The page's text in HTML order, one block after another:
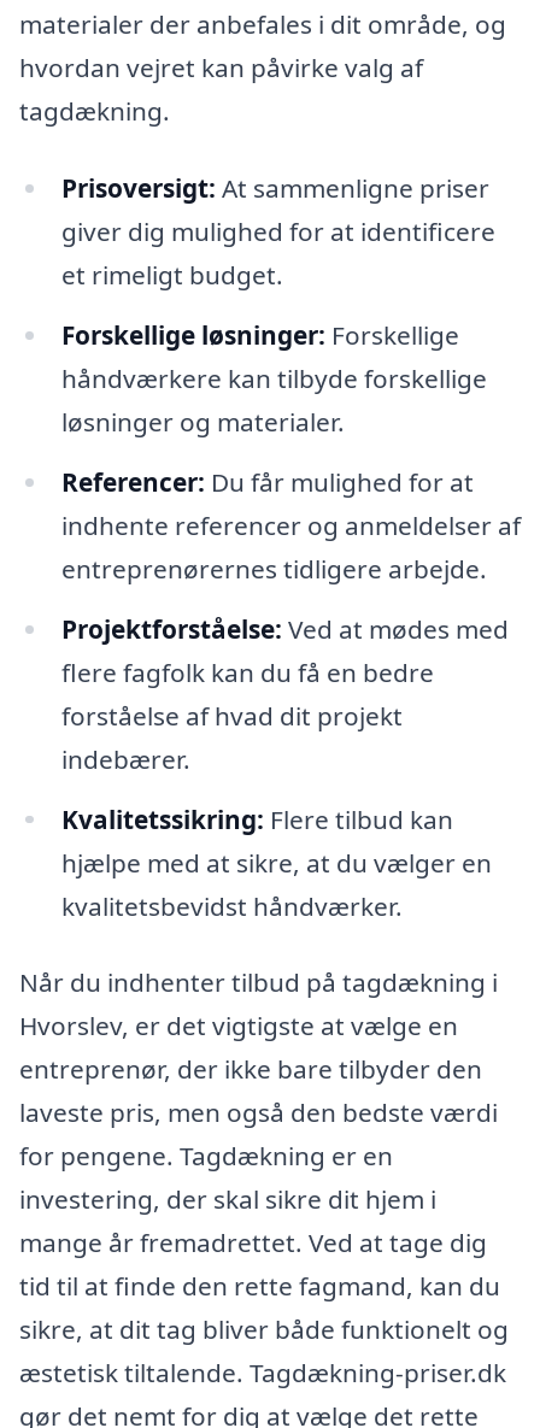
materialer der anbefales i dit område, og
hvordan vejret kan påvirke valg af
tagdækning.
Prisoversigt: At sammenligne priser
giver dig mulighed for at identificere
et rimeligt budget.
Forskellige løsninger: Forskellige
håndværkere kan tilbyde forskellige
løsninger og materialer.
Referencer: Du får mulighed for at
indhente referencer og anmeldelser af
entreprenørernes tidligere arbejde.
Projektforståelse: Ved at mødes med
flere fagfolk kan du få en bedre
forståelse af hvad dit projekt
indebærer.
Kvalitetssikring: Flere tilbud kan
hjælpe med at sikre, at du vælger en
kvalitetsbevidst håndværker.
Når du indhenter tilbud på tagdækning i
Hvorslev, er det vigtigste at vælge en
entreprenør, der ikke bare tilbyder den
laveste pris, men også den bedste værdi
for pengene. Tagdækning er en
investering, der skal sikre dit hjem i
mange år fremadrettet. Ved at tage dig
tid til at finde den rette fagmand, kan du
sikre, at dit tag bliver både funktionelt og
æstetisk tiltalende. Tagdækning-priser.dk
gør det nemt for dig at vælge det rette